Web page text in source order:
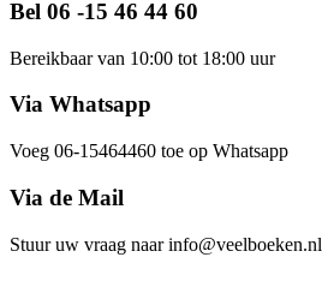
Bel 06 -15 46 44 60
Bereikbaar van 10:00 tot 18:00 uur
Via Whatsapp
Voeg 06-15464460 toe op Whatsapp
Via de Mail
Stuur uw vraag naar info@veelboeken.nl